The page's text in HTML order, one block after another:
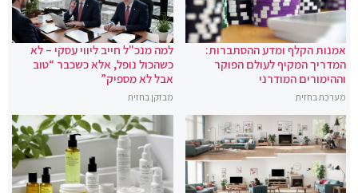
אמנות הקלף ומדע ההסתברות:
המדריך המקיף לעולם הפוקר
וההימורים המודרני
מערכת בחזית
למה מנכ"ל חייב ליווי עסקי – לא
כשהכול נופל, אלא כשכבר “טוב
אבל לא מספיק”
מבזקן בחזית